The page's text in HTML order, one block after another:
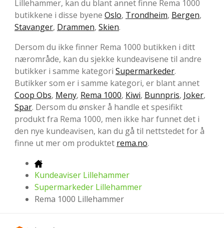
Lillehammer, kan du blant annet finne Rema 1000
butikkene i disse byene Oslo, Trondheim, Bergen,
Stavanger, Drammen, Skien.
Dersom du ikke finner Rema 1000 butikken i ditt
nærområde, kan du sjekke kundeavisene til andre
butikker i samme kategori Supermarkeder.
Butikker som er i samme kategori, er blant annet
Coop Obs, Meny, Rema 1000, Kiwi, Bunnpris, Joker,
Spar. Dersom du ønsker å handle et spesifikt
produkt fra Rema 1000, men ikke har funnet det i
den nye kundeavisen, kan du gå til nettstedet for å
finne ut mer om produktet rema.no.
Kundeaviser Lillehammer
Supermarkeder Lillehammer
Rema 1000 Lillehammer